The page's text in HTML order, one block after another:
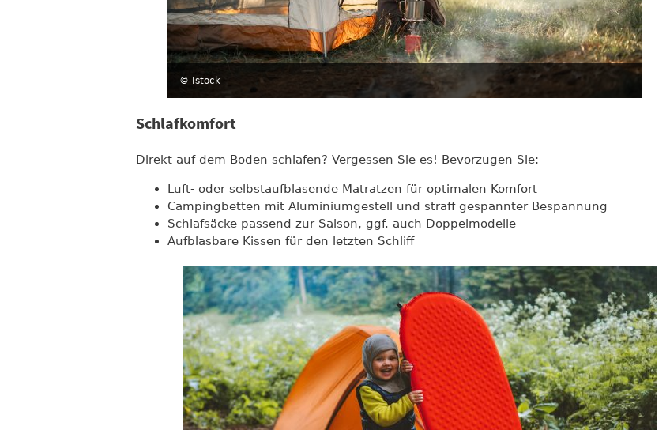
© Istock
Schlafkomfort
Direkt auf dem Boden schlafen? Vergessen Sie es! Bevorzugen Sie:
Luft- oder selbstaufblasende Matratzen für optimalen Komfort
Campingbetten mit Aluminiumgestell und straff gespannter Bespannung
Schlafsäcke passend zur Saison, ggf. auch Doppelmodelle
Aufblasbare Kissen für den letzten Schliff